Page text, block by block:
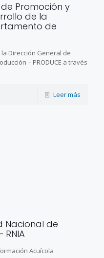
de Promoción y
de la
de
Dirección General de
– PRODUCE a través
Leer más
Nacional de
Acuícola